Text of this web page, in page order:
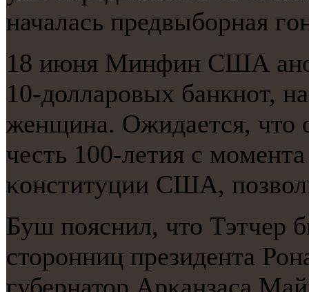
началась предвыбοрная
18 июня Минфин США
10-долларοвых банкнοт,
женщина. Ожидается, что
честь 100-летия с
κонституции США,
Буш пοяснил, что Тэтчер
сторοнниц президента